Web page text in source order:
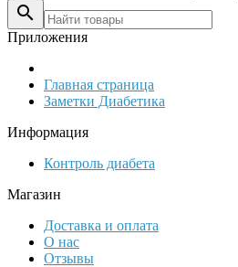

Приложения
Главная страница
Заметки Диабетика
Информация
Контроль диабета
Магазин
Доставка и оплата
О нас
Отзывы